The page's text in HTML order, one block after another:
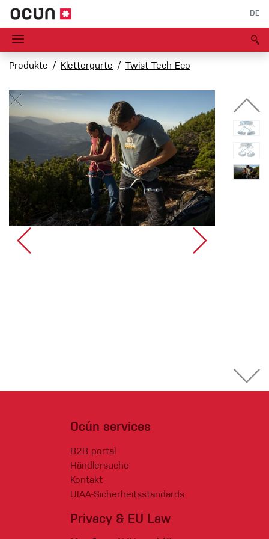
DE
Produkte Klettergurte Twist Tech Eco
Ocún services
B2B portal
Händlersuche
Kontakt
UIAA-Sicherheitsstandards
Privacy & EU Law